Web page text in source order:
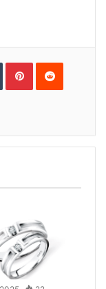
TumblrPinterestReddit